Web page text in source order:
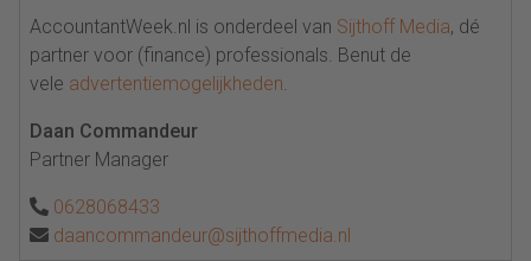
AccountantWeek.nl is onderdeel van Sijthoff Media, dé
partner voor (finance) professionals. Benut de
vele advertentiemogelijkheden.
Daan Commandeur
Partner Manager
0628068433
daancommandeur@sijthoffmedia.nl